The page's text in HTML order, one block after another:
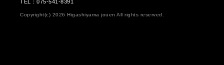
TEL：075-541-8391
Copyright(c) 2026 Higashiyama jouen All rights reserved.